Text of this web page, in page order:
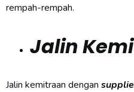
rempah-rempah.
Jalin
Jalin kemitraan dengan